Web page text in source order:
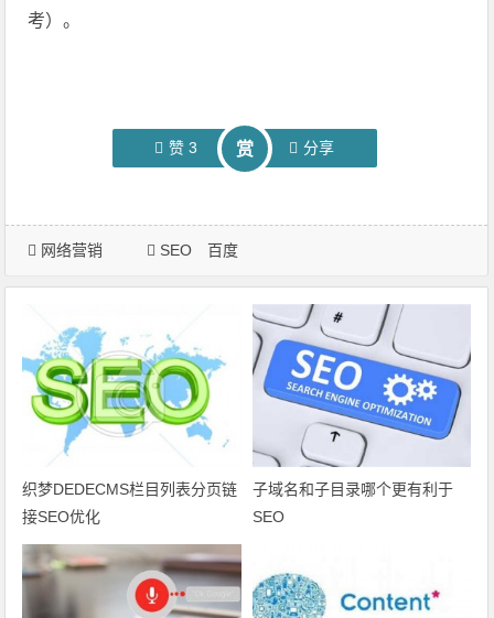
考）。
赞3 赏 分享
网络营销 SEO 百度
织梦DEDECMS栏目列表分页链
接SEO优化
子域名和子目录哪个更有利于
SEO